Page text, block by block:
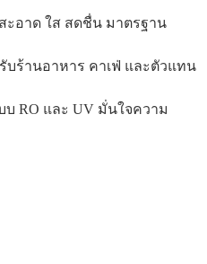
ะอาด ใส สดชื่น มาตรฐาน
ร้านอาหาร คาเฟ่ และตัวแทน
RO และ UV มั่นใจความ